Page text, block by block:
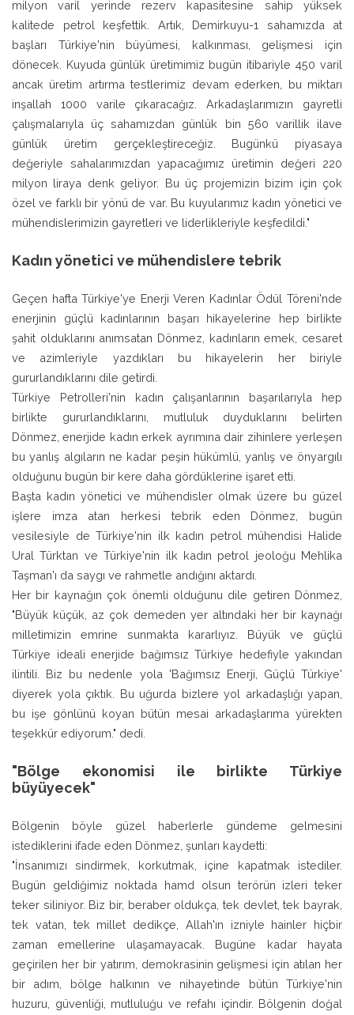
milyon varil yerinde rezerv kapasitesine sahip yüksek
kalitede petrol keşfettik. Artık, Demirkuyu-1 sahamızda at
başları Türkiye'nin büyümesi, kalkınması, gelişmesi için
dönecek. Kuyuda günlük üretimimiz bugün itibariyle 450 varil
ancak üretim artırma testlerimiz devam ederken, bu miktarı
inşallah 1000 varile çıkaracağız. Arkadaşlarımızın gayretli
çalışmalarıyla üç sahamızdan günlük bin 560 varillik ilave
günlük üretim gerçekleştireceğiz. Bugünkü piyasaya
değeriyle sahalarımızdan yapacağımız üretimin değeri 220
milyon liraya denk geliyor. Bu üç projemizin bizim için çok
özel ve farklı bir yönü de var. Bu kuyularımız kadın yönetici ve
mühendislerimizin gayretleri ve liderlikleriyle keşfedildi."
Kadın yönetici ve mühendislere tebrik
Geçen hafta Türkiye'ye Enerji Veren Kadınlar Ödül Töreni'nde
enerjinin güçlü kadınlarının başarı hikayelerine hep birlikte
şahit olduklarını anımsatan Dönmez, kadınların emek, cesaret
ve azimleriyle yazdıkları bu hikayelerin her biriyle
gururlandıklarını dile getirdi.
Türkiye Petrolleri'nin kadın çalışanlarının başarılarıyla hep
birlikte gururlandıklarını, mutluluk duyduklarını belirten
Dönmez, enerjide kadın erkek ayrımına dair zihinlere yerleşen
bu yanlış algıların ne kadar peşin hükümlü, yanlış ve önyargılı
olduğunu bugün bir kere daha gördüklerine işaret etti.
Başta kadın yönetici ve mühendisler olmak üzere bu güzel
işlere imza atan herkesi tebrik eden Dönmez, bugün
vesilesiyle de Türkiye'nin ilk kadın petrol mühendisi Halide
Ural Türktan ve Türkiye'nin ilk kadın petrol jeoloğu Mehlika
Taşman'ı da saygı ve rahmetle andığını aktardı.
Her bir kaynağın çok önemli olduğunu dile getiren Dönmez,
"Büyük küçük, az çok demeden yer altındaki her bir kaynağı
milletimizin emrine sunmakta kararlıyız. Büyük ve güçlü
Türkiye ideali enerjide bağımsız Türkiye hedefiyle yakından
ilintili. Biz bu nedenle yola 'Bağımsız Enerji, Güçlü Türkiye'
diyerek yola çıktık. Bu uğurda bizlere yol arkadaşlığı yapan,
bu işe gönlünü koyan bütün mesai arkadaşlarıma yürekten
teşekkür ediyorum." dedi.
"Bölge ekonomisi ile birlikte Türkiye
büyüyecek"
Bölgenin böyle güzel haberlerle gündeme gelmesini
istediklerini ifade eden Dönmez, şunları kaydetti:
"İnsanımızı sindirmek, korkutmak, içine kapatmak istediler.
Bugün geldiğimiz noktada hamd olsun terörün izleri teker
teker siliniyor. Biz bir, beraber oldukça, tek devlet, tek bayrak,
tek vatan, tek millet dedikçe, Allah'ın izniyle hainler hiçbir
zaman emellerine ulaşamayacak. Bugüne kadar hayata
geçirilen her bir yatırım, demokrasinin gelişmesi için atılan her
bir adım, bölge halkının ve nihayetinde bütün Türkiye'nin
huzuru, güvenliği, mutluluğu ve refahı içindir. Bölgenin doğal